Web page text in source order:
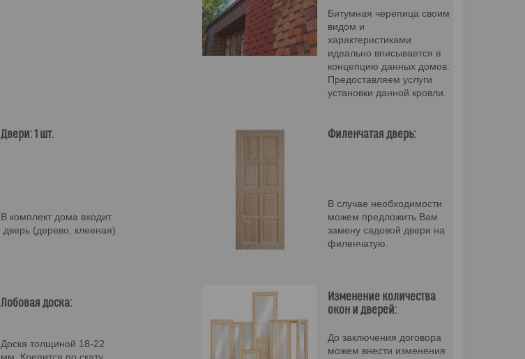
Битумная черепица своим
видом и
характеристиками
идеально вписывается в
концепцию данных домов.
Предоставляем услуги
установки данной кровли.
Двери: 1 шт. Филенчатая дверь:
В комплект дома входит
дверь (дерево, клееная).
В случае необходимости
можем предложить Вам
замену садовой двери на
филенчатую.
Лобовая доска:
Изменение количества
окон и дверей:
Доска толщиной 18-22
До заключения договора
можем внести изменения